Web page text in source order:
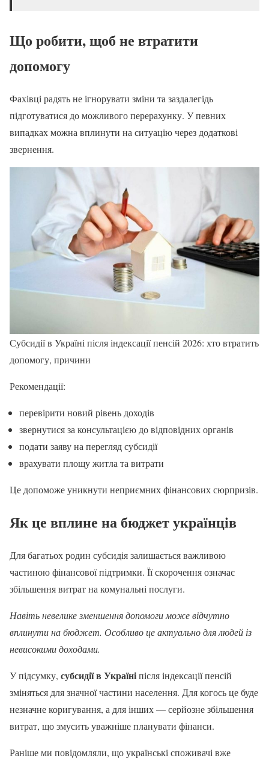
Що робити, щоб не втратити
допомогу
Фахівці радять не ігнорувати зміни та заздалегідь
підготуватися до можливого перерахунку. У певних
випадках можна вплинути на ситуацію через додаткові
звернення.
Субсидії в Україні після індексації пенсій 2026: хто втратить
допомогу, причини
Рекомендації:
перевірити новий рівень доходів
звернутися за консультацією до відповідних органів
подати заяву на перегляд субсидії
врахувати площу житла та витрати
Це допоможе уникнути неприємних фінансових сюрпризів.
Як це вплине на бюджет українців
Для багатьох родин субсидія залишається важливою
частиною фінансової підтримки. Її скорочення означає
збільшення витрат на комунальні послуги.
Навіть невелике зменшення допомоги може відчутно
вплинути на бюджет. Особливо це актуально для людей із
невисокими доходами.
У підсумку, субсидії в Україніпісля індексації пенсій
зміняться для значної частини населення. Для когось це буде
незначне коригування, а для інших — серйозне збільшення
витрат, що змусить уважніше планувати фінанси.
Раніше ми повідомляли, що українські споживачі вже